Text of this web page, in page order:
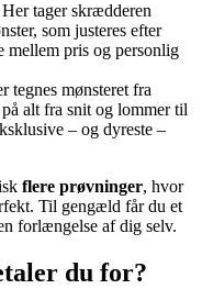
Her tager skrædderen
som justeres efter
mellem pris og personlig
tegnes mønsteret fra
alt fra snit og lommer til
– og dyreste –
flere prøvninger, hvor
Til gengæld får du et
forlængelse af dig selv.
du for?